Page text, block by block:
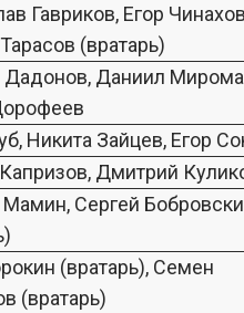
Гавриков, Егор
(вратарь)
Дадонов, Даниил
Никита Зайцев, Егор
Дмитрий
Сергей
(вратарь), Семен
(вратарь)